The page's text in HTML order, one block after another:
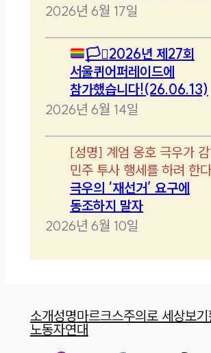
2026년 6월 17일
🏳️‍⚧️2026년 제27회
서울퀴어퍼레이드에
참가했습니다!(26.06.13)
2026년 6월 14일
[성명] 계엄 옹호 극우가
민주 투사 행세를 하려 한
극우의 ‘재선거’ 요구에
동조하지 말자
2026년 6월 10일
소개성명마르크스주의로 세상보기
노동자연대